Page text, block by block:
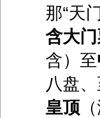
那“天
含大
含）至
八盘
皇顶